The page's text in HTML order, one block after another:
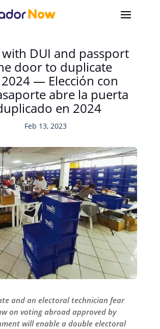
with DUI and passport
door to duplicate
— Elección con
abre la puerta
en 2024
Feb 13, 2023
and an electoral technician fear
on voting abroad approved by
will enable a double electoral